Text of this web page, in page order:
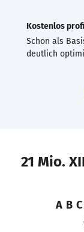
Kostenlos
Schon als
deutlich
21 Mio.
A B C